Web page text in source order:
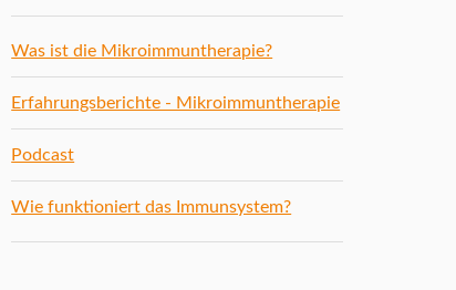
Was ist die Mikroimmuntherapie?
Erfahrungsberichte - Mikroimmuntherapie
Podcast
Wie funktioniert das Immunsystem?